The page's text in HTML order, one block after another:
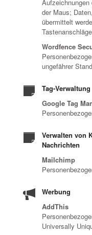
der Maus;
übermittelt
Wordfence
ungefährer
Tag-Verwaltung
Google Tag
Verwalten von
Nachrichten
Mailchimp
Werbung
AddThis
Universally